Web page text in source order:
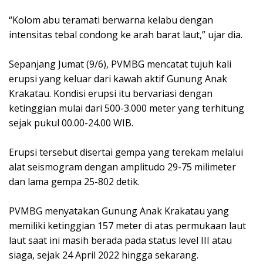
“Kolom abu teramati berwarna kelabu dengan
intensitas tebal condong ke arah barat laut,” ujar dia.
Sepanjang Jumat (9/6), PVMBG mencatat tujuh kali
erupsi yang keluar dari kawah aktif Gunung Anak
Krakatau. Kondisi erupsi itu bervariasi dengan
ketinggian mulai dari 500-3.000 meter yang terhitung
sejak pukul 00.00-24.00 WIB.
Erupsi tersebut disertai gempa yang terekam melalui
alat seismogram dengan amplitudo 29-75 milimeter
dan lama gempa 25-802 detik.
PVMBG menyatakan Gunung Anak Krakatau yang
memiliki ketinggian 157 meter di atas permukaan laut
laut saat ini masih berada pada status level III atau
siaga, sejak 24 April 2022 hingga sekarang.